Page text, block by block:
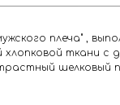
плеча" ,
хлопковой ткани с
шелковый